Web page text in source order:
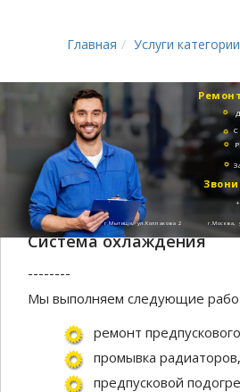
Главная
Услуги категории
г.Москва,
г.Мытищи, ул.Колпакова 2
Система охлаждения
--------
Мы выполняем следующие
ремонт
промывка радиаторов,
предпусковой